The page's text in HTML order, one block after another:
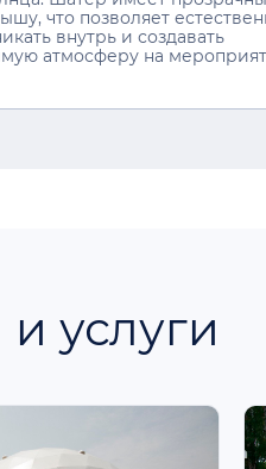
что позволяет
внутрь и создавать
атмосферу на
услуги